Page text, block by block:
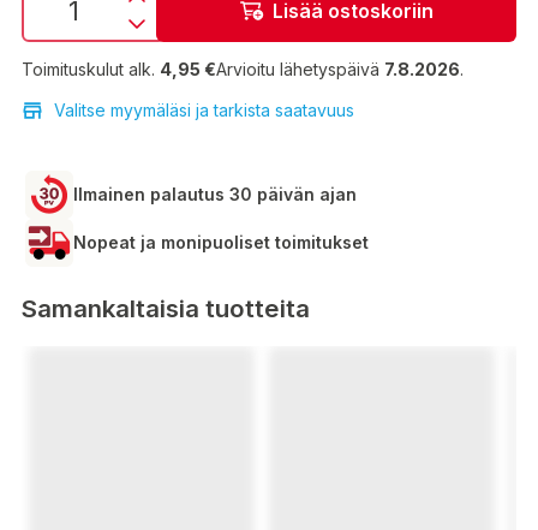
Lisää ostoskoriin
Toimituskulut alk. 4,95 €Arvioitu lähetyspäivä 7.8.2026.
Valitse myymäläsi ja tarkista saatavuus
Ilmainen palautus 30 päivän ajan
Nopeat ja monipuoliset toimitukset
Samankaltaisia tuotteita